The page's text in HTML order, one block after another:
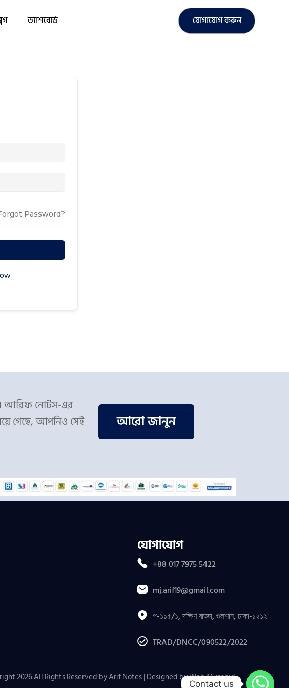
ড্যাশবোর্ড যোগাযোগ করুন
Password?
আরিফ নোটস-এর
গেছে, আপনিও সেই
আরো জানুন
যোগাযোগ
+88 017 7975 5422
mj.arif19@gmail.com
প-১১৫/১, দক্ষিণ বাড্ডা, গুলশান, ঢাকা-১২১২
TRAD/DNCC/090522/2022
2026 All Rights Reserved by Arif Notes | Designed byWeb Muzahid.
Contact us